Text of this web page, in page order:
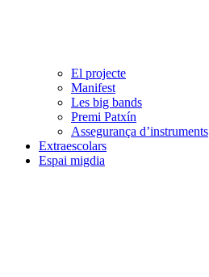
El projecte
Manifest
Les big bands
Premi Patxín
Assegurança d’instruments
Extraescolars
Espai migdia